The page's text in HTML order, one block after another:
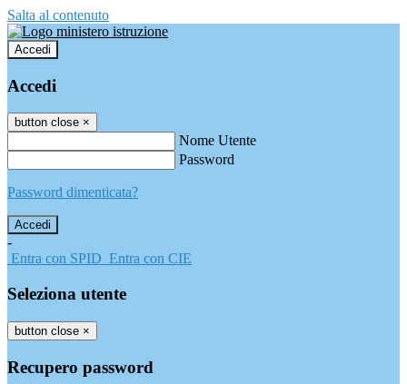
Salta al contenuto
Accedi
Accedi
button close ×
Nome Utente
Password
Password dimenticata?
-
Entra con SPID Entra con CIE
Seleziona utente
button close ×
Recupero password